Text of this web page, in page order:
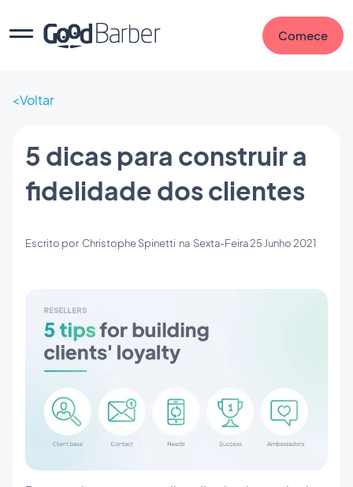
Comece
Voltar
5 dicas para construir a
fidelidade dos clientes
Escrito por Christophe Spinetti na Sexta-Feira 25 Junho 2021